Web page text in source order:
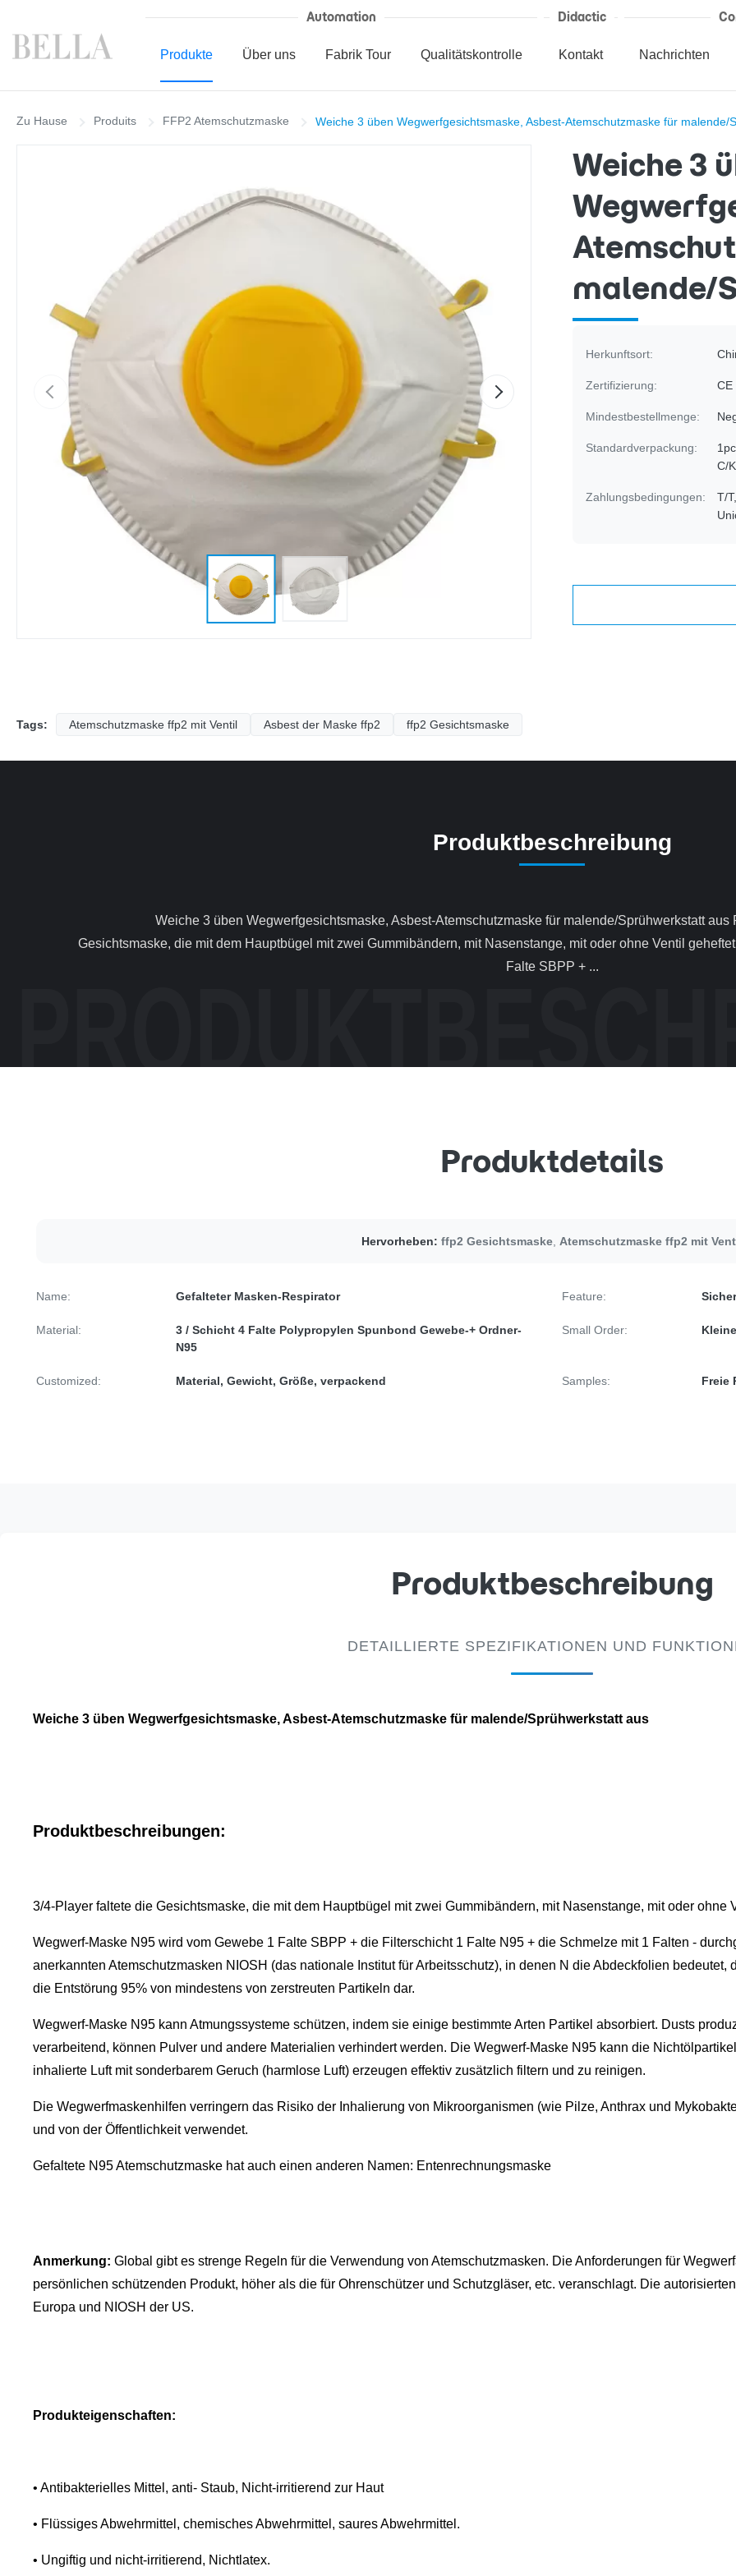
Automation
Produkte Über uns Fabrik Tour Qualitätskontrolle
Didactic
Kontakt Nachrichten
Zu Hause Produits FFP2 Atemschutzmaske Weiche 3 üben Wegwerfgesichtsmaske, Asbest-Atemschutzmaske für malende/
Weiche 3
malende/
Herkunftsort:
Zertifizierung: CE
Mindestbestellmenge:
Standardverpackung:
C/
Zahlungsbedingungen:
T/
Tags: Atemschutzmaske ffp2 mit Ventil Asbest der Maske ffp2 ffp2 Gesichtsmaske
Produktbeschreibung
Gesichtsmaske, die mit dem Hauptbügel mit zwei Gummibändern, mit Nasenstange, mit oder ohne Ventil
Falte SBPP + ...
Produktdetails
Hervorheben: ffp2 Gesichtsmaske Atemschutzmaske ffp2 mit
Name: Gefalteter Masken-Respirator Feature:
Material:
3 / Schicht 4 Falte Polypropylen Spunbond Gewebe-+ Ordner-
N95
Small Order:
Customized: Material, Gewicht, Größe, verpackend Samples: Freie
Produktbeschreibung
DETAILLIERTE SPEZIFIKATIONEN UND
Weiche 3 üben Wegwerfgesichtsmaske, Asbest-Atemschutzmaske für malende/Sprühwerkstatt aus
Produktbeschreibungen:
3/4-Player faltete die Gesichtsmaske, die mit dem Hauptbügel mit zwei Gummibändern, mit Nasenstange, mit oder ohne
Wegwerf-Maske N95 wird vom Gewebe 1 Falte SBPP + die Filterschicht 1 Falte N95 + die Schmelze mit 1 Falten -
anerkannten Atemschutzmasken NIOSH (das nationale Institut für Arbeitsschutz), in denen N die Abdeckfolien
die Entstörung 95% von mindestens von zerstreuten Partikeln dar.
Wegwerf-Maske N95 kann Atmungssysteme schützen, indem sie einige bestimmte Arten Partikel absorbiert. Dusts
verarbeitend, können Pulver und andere Materialien verhindert werden. Die Wegwerf-Maske N95 kann die
inhalierte Luft mit sonderbarem Geruch (harmlose Luft) erzeugen effektiv zusätzlich filtern und zu reinigen.
Die Wegwerfmaskenhilfen verringern das Risiko der Inhalierung von Mikroorganismen (wie Pilze, Anthrax und
und von der Öffentlichkeit verwendet.
Gefaltete N95 Atemschutzmaske hat auch einen anderen Namen: Entenrechnungsmaske
Anmerkung: Global gibt es strenge Regeln für die Verwendung von Atemschutzmasken. Die Anforderungen für
persönlichen schützenden Produkt, höher als die für Ohrenschützer und Schutzgläser, etc. veranschlagt. Die
Europa und NIOSH der US.
Produkteigenschaften:
• Antibakterielles Mittel, anti- Staub, Nicht-irritierend zur Haut
• Flüssiges Abwehrmittel, chemisches Abwehrmittel, saures Abwehrmittel.
• Ungiftig und nicht-irritierend, Nichtlatex.